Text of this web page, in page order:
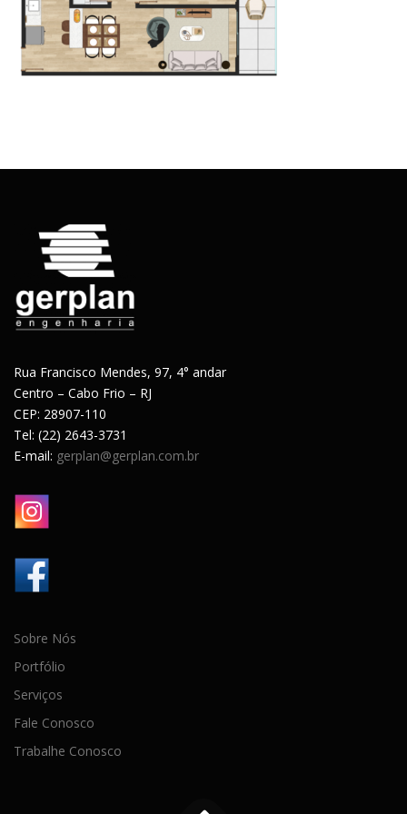
Rua Francisco Mendes, 97, 4° andar
Centro – Cabo Frio – RJ
CEP: 28907-110
Tel: (22) 2643-3731
E-mail: gerplan@gerplan.com.br
Sobre Nós
Portfólio
Serviços
Fale Conosco
Trabalhe Conosco